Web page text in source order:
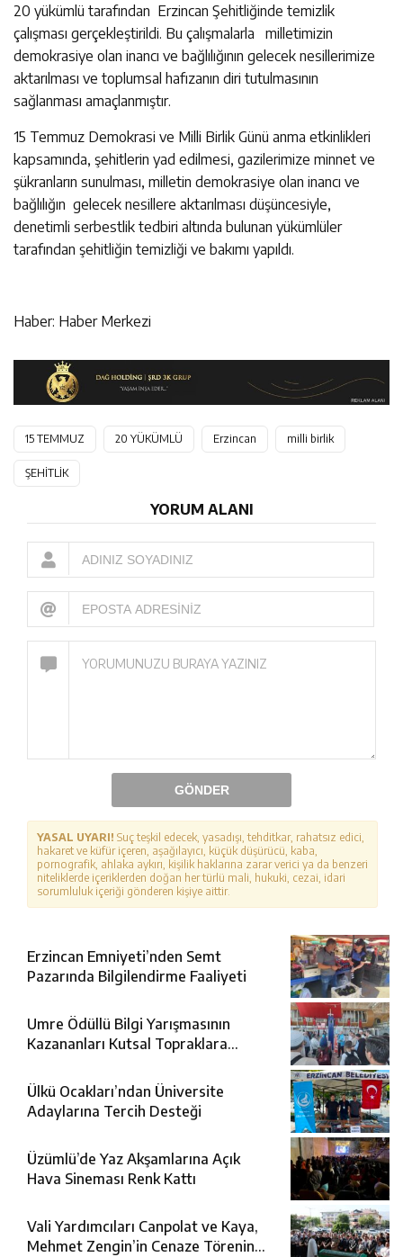
20 yükümlü tarafından Erzincan Şehitliğinde temizlik
çalışması gerçekleştirildi. Bu çalışmalarla milletimizin
demokrasiye olan inancı ve bağlılığının gelecek nesillerimize
aktarılması ve toplumsal hafızanın diri tutulmasının
sağlanması amaçlanmıştır.
15 Temmuz Demokrasi ve Milli Birlik Günü anma etkinlikleri
kapsamında, şehitlerin yad edilmesi, gazilerimize minnet ve
şükranların sunulması, milletin demokrasiye olan inancı ve
bağlılığın gelecek nesillere aktarılması düşüncesiyle,
denetimli serbestlik tedbiri altında bulunan yükümlüler
tarafından şehitliğin temizliği ve bakımı yapıldı.
Haber: Haber Merkezi
15 TEMMUZ 20 YÜKÜMLÜ Erzincan milli birlik
ŞEHİTLİK
YORUM ALANI
GÖNDER
YASAL UYARI! Suç teşkil edecek, yasadışı, tehditkar, rahatsız edici,
hakaret ve küfür içeren, aşağılayıcı, küçük düşürücü, kaba,
pornografik, ahlaka aykırı, kişilik haklarına zarar verici ya da benzeri
niteliklerde içeriklerden doğan her türlü mali, hukuki, cezai, idari
sorumluluk içeriği gönderen kişiye aittir.
Erzincan Emniyeti’nden Semt
Pazarında Bilgilendirme Faaliyeti
Umre Ödüllü Bilgi Yarışmasının
Kazananları Kutsal Topraklara
Ülkü Ocakları’ndan Üniversite
Adaylarına Tercih Desteği
Üzümlü’de Yaz Akşamlarına Açık
Hava Sineması Renk Kattı
Vali Yardımcıları Canpolat ve Kaya,
Mehmet Zengin’in Cenaze Törenine